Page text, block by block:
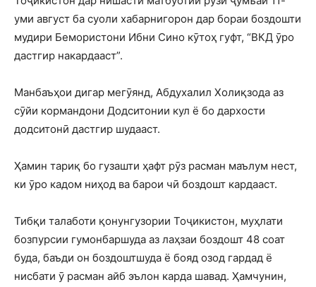
уми август ба суоли хабарнигорон дар бораи боздошти
мудири Бемористони Ибни Сино кӯтоҳ гуфт, “ВКД ӯро
дастгир накардааст”.
Манбаъҳои дигар мегӯянд, Абдухалил Холиқзода аз
сӯйи кормандони Додситонии кул ё бо дархости
додситонӣ дастгир шудааст.
Ҳамин тариқ бо гузашти ҳафт рӯз расман маълум нест,
ки ӯро кадом ниҳод ва барои чӣ боздошт кардааст.
Тибқи талаботи қонунгузории Тоҷикистон, муҳлати
бозпурсии гумонбаршуда аз лаҳзаи боздошт 48 соат
буда, баъди он боздоштшуда ё бояд озод гардад ё
нисбати ӯ расман айб эълон карда шавад. Ҳамчунин,